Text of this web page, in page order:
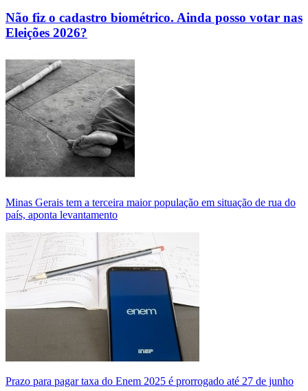
Não fiz o cadastro biométrico. Ainda posso votar nas
Eleições 2026?
Minas Gerais tem a terceira maior população em situação de rua do
país, aponta levantamento
Prazo para pagar taxa do Enem 2025 é prorrogado até 27 de junho